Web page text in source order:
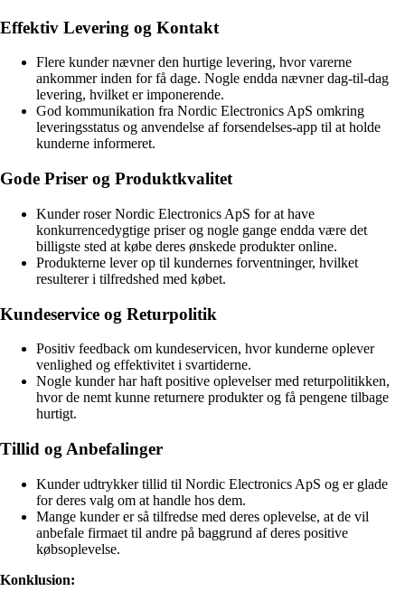
Effektiv Levering og Kontakt
Flere kunder nævner den hurtige levering, hvor varerne
ankommer inden for få dage. Nogle endda nævner dag-til-dag
levering, hvilket er imponerende.
God kommunikation fra Nordic Electronics ApS omkring
leveringsstatus og anvendelse af forsendelses-app til at holde
kunderne informeret.
Gode Priser og Produktkvalitet
Kunder roser Nordic Electronics ApS for at have
konkurrencedygtige priser og nogle gange endda være det
billigste sted at købe deres ønskede produkter online.
Produkterne lever op til kundernes forventninger, hvilket
resulterer i tilfredshed med købet.
Kundeservice og Returpolitik
Positiv feedback om kundeservicen, hvor kunderne oplever
venlighed og effektivitet i svartiderne.
Nogle kunder har haft positive oplevelser med returpolitikken,
hvor de nemt kunne returnere produkter og få pengene tilbage
hurtigt.
Tillid og Anbefalinger
Kunder udtrykker tillid til Nordic Electronics ApS og er glade
for deres valg om at handle hos dem.
Mange kunder er så tilfredse med deres oplevelse, at de vil
anbefale firmaet til andre på baggrund af deres positive
købsoplevelse.
Konklusion: